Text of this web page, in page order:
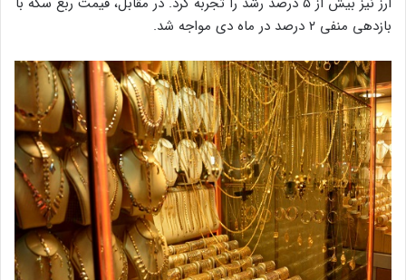
بازدهی منفی ۲ درصد در ماه دی مواجه شد.